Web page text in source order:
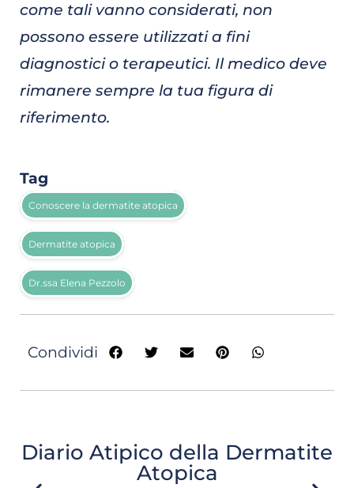
come tali vanno considerati, non
possono essere utilizzati a fini
diagnostici o terapeutici. Il medico deve
rimanere sempre la tua figura di
riferimento.
Tag
Conoscere la dermatite atopica
Dermatite atopica
Dr.ssa Elena Pezzolo
Condividi
Diario Atipico della Dermatite
Atopica